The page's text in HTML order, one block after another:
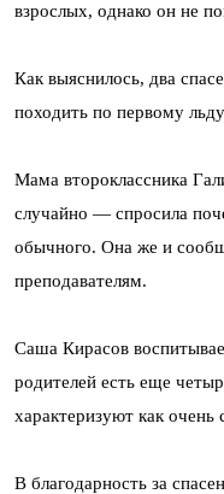
взрослых, однако он не
Как выяснилось, два
походить по первому
Мама второклассника
случайно — спросила
обычного. Она же и
преподавателям.
Саша Кирасов
родителей есть еще
характеризуют как очень
В благодарность за